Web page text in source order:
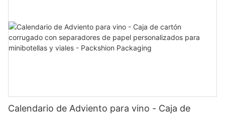
Calendario de Adviento para vino - Caja de